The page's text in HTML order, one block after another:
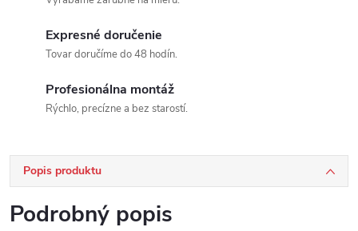
Expresné doručenie
Tovar doručíme do 48 hodín.
Profesionálna montáž
Rýchlo, precízne a bez starostí.
Popis produktu
Podrobný popis